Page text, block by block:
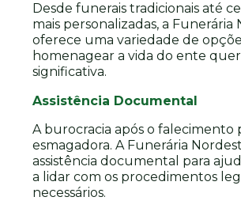
Desde funerais tradicionais até
mais personalizadas, a Funerária
oferece uma variedade de
homenagear a vida do ente
significativa.
Assistência Documental
A burocracia após o falecimento
esmagadora. A Funerária
assistência documental para
a lidar com os procedimentos
necessários.